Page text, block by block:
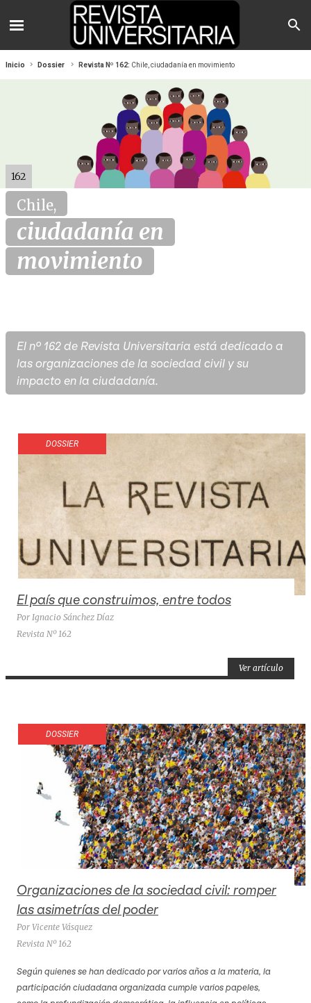
Inicio Dossier Revista Nº 162: Chile, ciudadanía en movimiento
162
Chile,
ciudadanía en
movimiento
El nº 162 de Revista Universitaria está dedicado a
las organizaciones de la sociedad civil y su
impacto en la ciudadanía.
DOSSIER
El país que construimos, entre todos
Por Ignacio Sánchez Díaz
Revista Nº 162
Ver artículo
DOSSIER
Organizaciones de la sociedad civil: romper
las asimetrías del poder
Por Vicente Vásquez
Revista Nº 162
Según quienes se han dedicado por varios años a la materia, la
participación ciudadana organizada cumple varios papeles,